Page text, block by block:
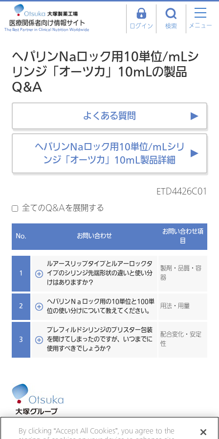
医療関係者向け情報サイト
The Best Partner in Clinical Nutrition Worldwide ログイン 検索 メニュー
ヘパリンNaロック用10単位/mLシ
リンジ「オーツカ」10mLの製品
Q&A
よくある質問
ヘパリンNaロック用10単位/mLシリ
ンジ「オーツカ」10mL製品詳細
ETD4426C01
全てのQ&Aを展開する
No. お問い合わせ
お問い合わせ項
目
1
ルアースリップタイプとルアーロックタ
イプのシリンジ先端形状の違いと使い分
けはありますか？
製剤・品質・容
器
2
ヘパリンＮａロック用の10単位と100単
位の使い分けについて教えてください。
用法・用量
3
プレフィルドシリンジのブリスター包装
を開けてしまったのですが、いつまでに
使用すべきでしょうか？
配合変化・安定
性
大鵬薬品工業
大塚倉庫 大塚化学
By clicking “Accept All Cookies”, you agree to the